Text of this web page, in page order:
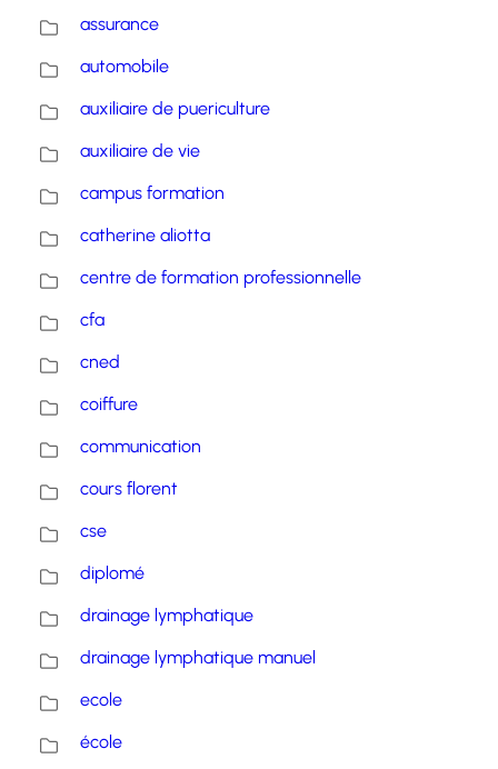
assurance
automobile
auxiliaire de puericulture
auxiliaire de vie
campus formation
catherine aliotta
centre de formation professionnelle
cfa
cned
coiffure
communication
cours florent
cse
diplomé
drainage lymphatique
drainage lymphatique manuel
ecole
école